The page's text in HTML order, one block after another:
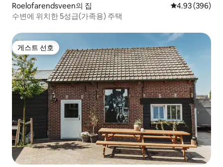
Roelofarendsveen의 집 평점 4.93점(5
4.93 (396)
수변에 위치한 5성급(가족용) 주택
게스트 선호
게스트 선호